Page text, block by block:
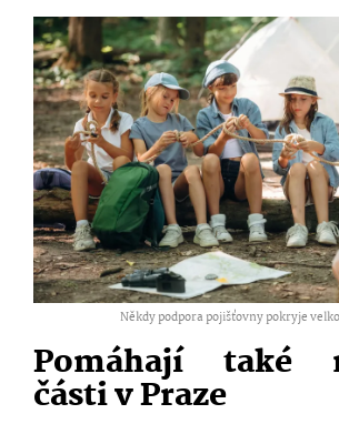
Někdy podpora pojišťovny pokryje
Pomáhají také
části v Praze